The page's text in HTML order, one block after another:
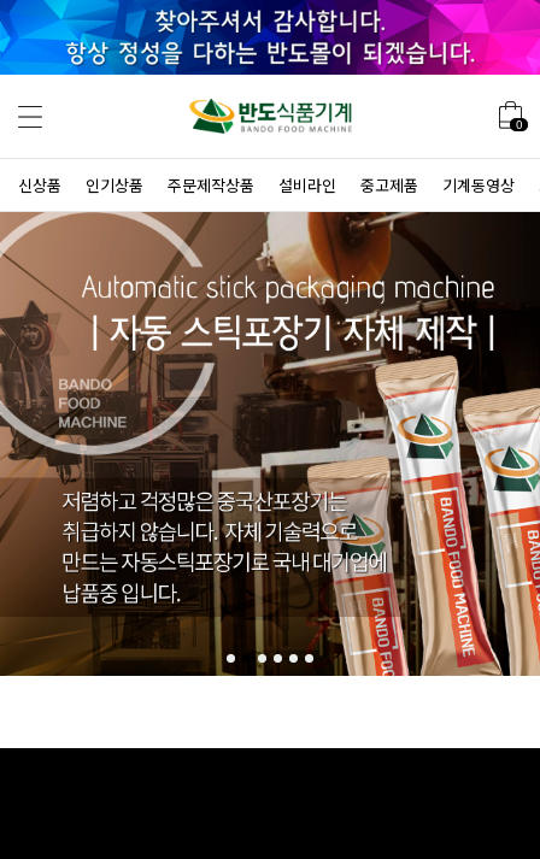
0
신상품 인기상품 주문제작상품 설비라인 중고제품 기계동영상